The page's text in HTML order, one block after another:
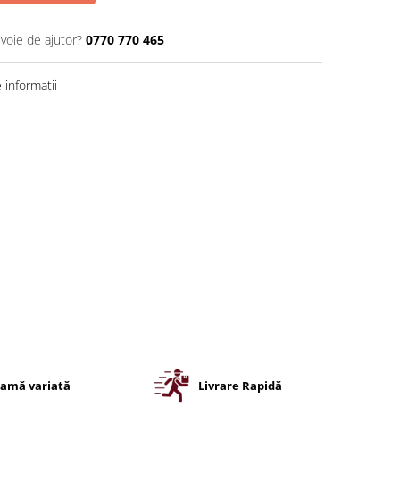
de ajutor? 0770 770 465
informatii
variată Livrare Rapidă